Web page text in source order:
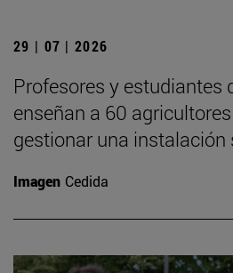
29 | 07 | 2026
Profesores y estudiantes
enseñan a 60
gestionar una instalación
Imagen Cedida